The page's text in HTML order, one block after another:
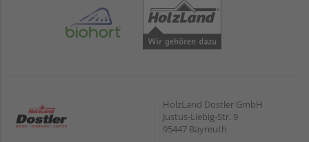
HolzLand Dostler GmbH
Justus-Liebig-Str. 9
95447 Bayreuth